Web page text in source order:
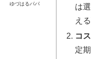
ゆづはるパパ
は
え
コ
定